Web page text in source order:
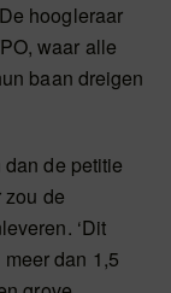
hoogleraar
waar alle
baan dreigen
de petitie
de
‘Dit
dan 1,5